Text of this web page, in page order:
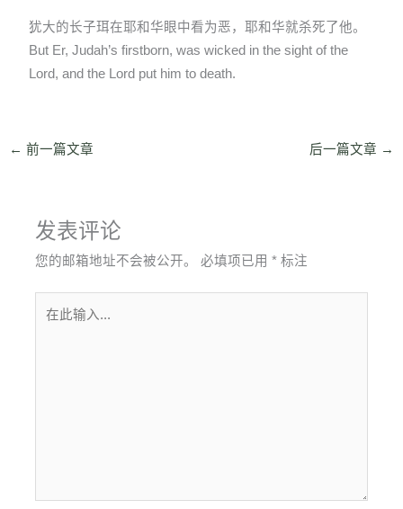
犹大的长子珥在耶和华眼中看为恶，耶和华就杀死了他。
But Er, Judah’s firstborn, was wicked in the sight of the
Lord, and the Lord put him to death.
← 前一篇文章 后一篇文章 →
发表评论
您的邮箱地址不会被公开。 必填项已用* 标注